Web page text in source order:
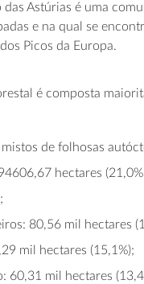
Astúrias é uma
e na qual se
Picos da Europa.
é composta
mistos de folhosas
hectares
80,56 mil hectares
mil hectares (15,1%);
60,31 mil hectares